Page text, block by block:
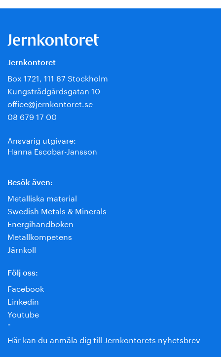
Jernkontoret
Box 1721, 111 87 Stockholm
Kungsträdgårdsgatan 10
office@jernkontoret.se
08 679 17 00
Ansvarig utgivare:
Hanna Escobar-Jansson
Besök även:
Metalliska material
Swedish Metals & Minerals
Energihandboken
Metallkompetens
Järnkoll
Följ oss:
Facebook
Linkedin
Youtube
¨
Här kan du anmäla dig till Jernkontorets nyhetsbrev